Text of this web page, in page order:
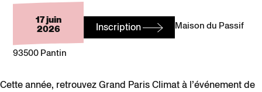
Maison du Passif
93500 Pantin
17 juin
2026 Inscription
Cette année, retrouvez Grand Paris Climat à l’événement de